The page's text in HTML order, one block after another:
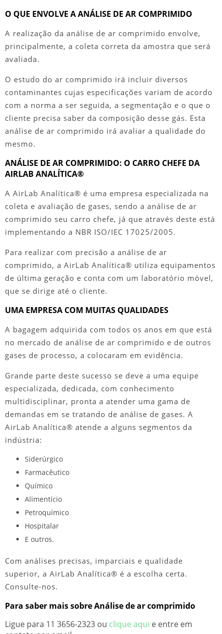
O QUE ENVOLVE A ANÁLISE DE AR COMPRIMIDO
A realização da análise de ar comprimido envolve,
principalmente, a coleta correta da amostra que será
avaliada.
O estudo do ar comprimido irá incluir diversos
contaminantes cujas especificações variam de acordo
com a norma a ser seguida, a segmentação e o que o
cliente precisa saber da composição desse gás. Esta
análise de ar comprimido irá avaliar a qualidade do
mesmo.
ANÁLISE DE AR COMPRIMIDO: O CARRO CHEFE DA
AIRLAB ANALÍTICA®
A AirLab Analítica® é uma empresa especializada na
coleta e avaliação de gases, sendo a análise de ar
comprimido seu carro chefe, já que através deste está
implementando a NBR ISO/IEC 17025/2005.
Para realizar com precisão a análise de ar
comprimido, a AirLab Analítica® utiliza equipamentos
de última geração e conta com um laboratório móvel,
que se dirige até o cliente.
UMA EMPRESA COM MUITAS QUALIDADES
A bagagem adquirida com todos os anos em que está
no mercado de análise de ar comprimido e de outros
gases de processo, a colocaram em evidência.
Grande parte deste sucesso se deve a uma equipe
especializada, dedicada, com conhecimento
multidisciplinar, pronta a atender uma gama de
demandas em se tratando de análise de gases. A
AirLab Analítica® atende a alguns segmentos da
indústria:
Siderúrgico
Farmacêutico
Químico
Alimentício
Petroquímico
Hospitalar
E outros.
Com análises precisas, imparciais e qualidade
superior, a AirLab Analítica® é a escolha certa.
Consulte-nos.
Para saber mais sobre Análise de ar comprimido
Ligue para 11 3656-2323 ou clique aqui e entre em